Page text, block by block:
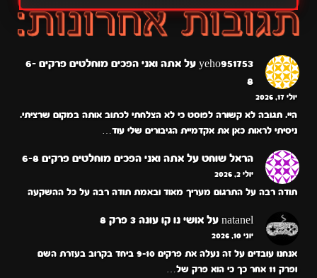
yeho951753 על
אתה ואני הפכים מוחלטים פרקים 6-
8
יולי 17, 2026
היי. תגובה לא קשורה לפוסט כי לא הצלחתי לכתוב אותה במקום שרציתי.
ניסיתי לראות כאן את אקדמיית הגיבורים שלי עוד…
הראל שוחט על אתה ואני הפכים מוחלטים פרקים 6-8
יולי 2, 2026
תודה רבה על התרגום מעריך מאוד ובאמת תודה רבה על כל ההשקעה
natanel על אושי נו קו עונה 3 פרק 8
יוני 10, 2026
אנחנו עובדים על זה נעלה את פרקים 9-10 ביחד בקרוב בעזרת השם
ופרק 11 אחר כך כי הוא פרק של…